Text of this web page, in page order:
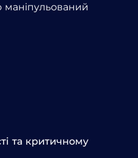
маніпульований
та критичному